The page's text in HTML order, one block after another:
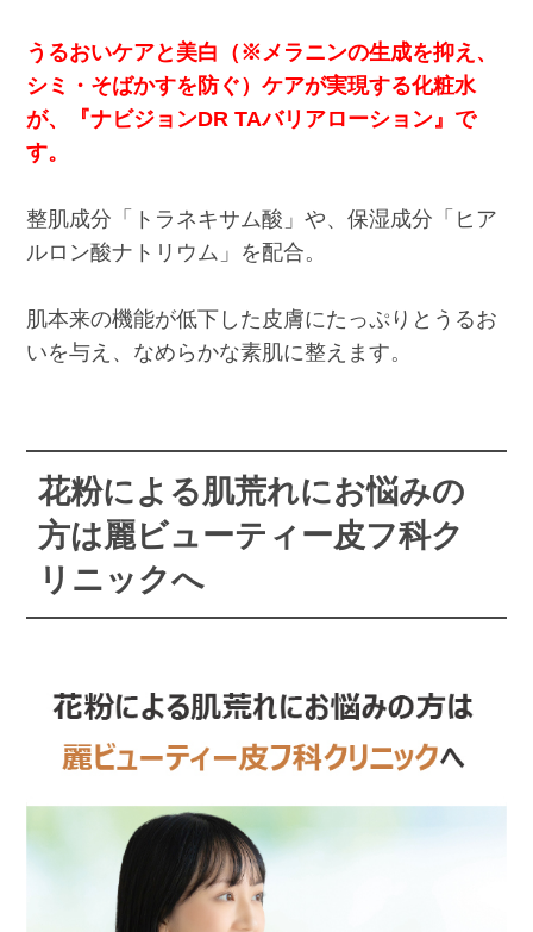
うるおいケアと美白（※メラニンの生成を抑え、
シミ・そばかすを防ぐ）ケアが実現する化粧水
が、『ナビジョンDR TAバリアローション』で
す。
整肌成分「トラネキサム酸」や、保湿成分「ヒア
ルロン酸ナトリウム」を配合。
肌本来の機能が低下した皮膚にたっぷりとうるお
いを与え、なめらかな素肌に整えます。
花粉による肌荒れにお悩みの
方は麗ビューティー皮フ科ク
リニックへ